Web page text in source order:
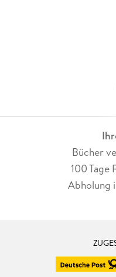
Bücher
100 Tage
Abholung